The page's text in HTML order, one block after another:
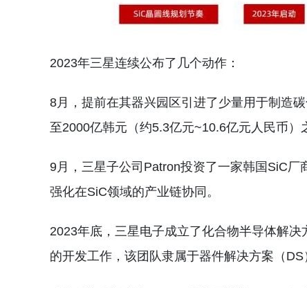
2023年三星连续公布了几个动作：
8月，提前在其器兴园区引进了少量用于制造
至2000亿韩元（约5.3亿元~10.6亿元人民币）
9月，三星子公司Patron投资了一家韩国SiC
强化在SiC领域的产业链协同。
2023年底，三星电子成立了化合物半导体解
的开发工作，该团队隶属于器件解决方案（DS